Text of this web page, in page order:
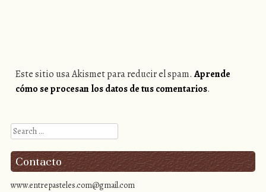
Este sitio usa Akismet para reducir el spam.Aprende
cómo se procesan los datos de tus comentarios.
Search
Contacto
www.entrepasteles.com@gmail.com